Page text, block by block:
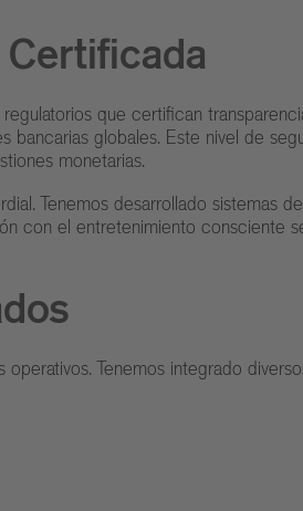
que certifican
bancarias globales. Este nivel de
monetarias.
Tenemos desarrollado sistemas
con el entretenimiento
Tenemos integrado